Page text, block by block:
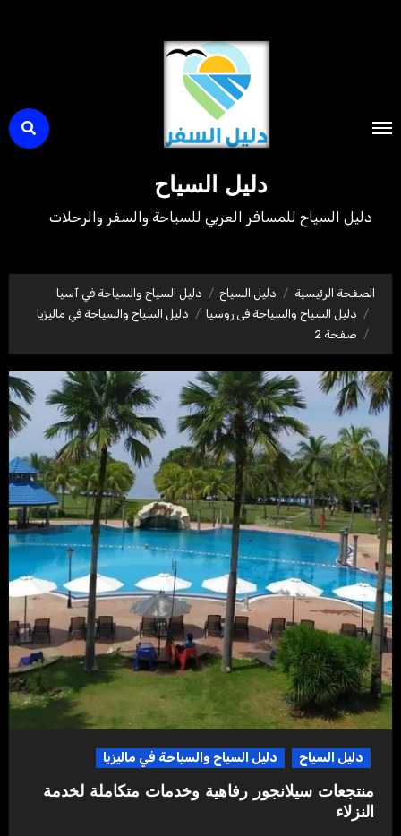
دليل السياح
دليل السياح للمسافر العربي للسياحة والسفر والرحلات
الصفحة الرئيسية دليل السياح
دليل السياح والسياحة في آسيا
دليل السياح والسياحة فى روسيا
دليل السياح والسياحة في ماليزيا
صفحة 2
دليل السياح دليل السياح والسياحة في ماليزيا
منتجعات سيلانجور رفاهية وخدمات متكاملة لخدمة
النزلاء